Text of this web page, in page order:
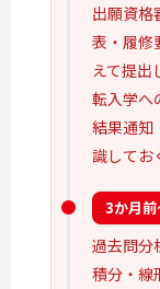
出願資格
表・履修
えて提出
転入学へ
結果通知
識してお
3か月
過去問分
積分・線